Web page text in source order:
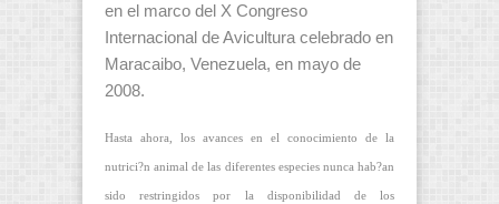
en el marco del X Congreso
Internacional de Avicultura celebrado en
Maracaibo, Venezuela, en mayo de
2008.
Hasta ahora, los avances en el conocimiento de la
nutrici?n animal de las diferentes especies nunca hab?an
sido restringidos por la disponibilidad de los